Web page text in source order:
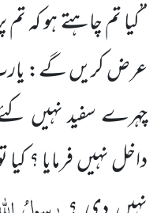
’’کیا تم چاہتے ہو کہ
عرض کریں گے:
چہرے سفید نہیں
داخل نہیں فرمایا ؟